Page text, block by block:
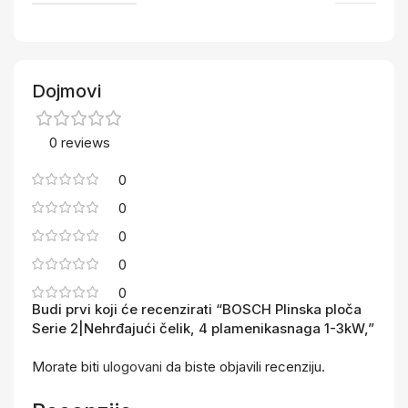
Dojmovi
0 reviews
0
0
0
0
0
Budi prvi koji će recenzirati “BOSCH Plinska ploča
Serie 2|Nehrđajući čelik, 4 plamenikasnaga 1-3kW,”
Morate biti ulogovani da biste objavili recenziju.